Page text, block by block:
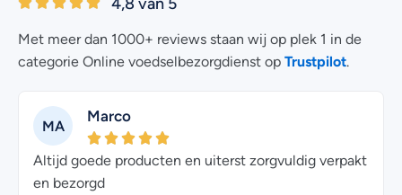
Met meer dan 1000+ reviews staan wij op plek 1 in de
categorie Online voedselbezorgdienst op Trustpilot
MA
Marco
Altijd goede producten en uiterst zorgvuldig verpakt
en bezorgd